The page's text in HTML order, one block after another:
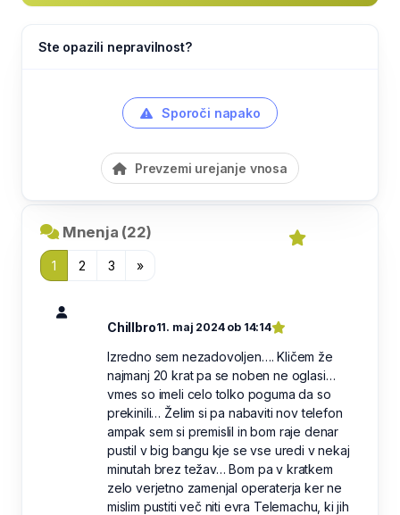
Ste opazili nepravilnost?
Sporoči napako
Prevzemi urejanje vnosa
Mnenja (22)
1 2 3 »
Chillbro11. maj 2024 ob 14:14
Izredno sem nezadovoljen…. Kličem že
najmanj 20 krat pa se noben ne oglasi…
vmes so imeli celo tolko poguma da so
prekinili… Želim si pa nabaviti nov telefon
ampak sem si premislil in bom raje denar
pustil v big bangu kje se vse uredi v nekaj
minutah brez težav… Bom pa v kratkem
zelo verjetno zamenjal operaterja ker ne
mislim pustiti več niti evra Telemachu, ki jih